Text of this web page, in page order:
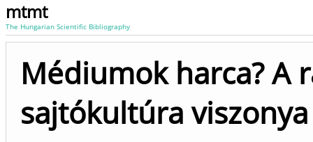
mtmt
The Hungarian Scientific Bibliography
Médiumok harca? A
sajtókultúra